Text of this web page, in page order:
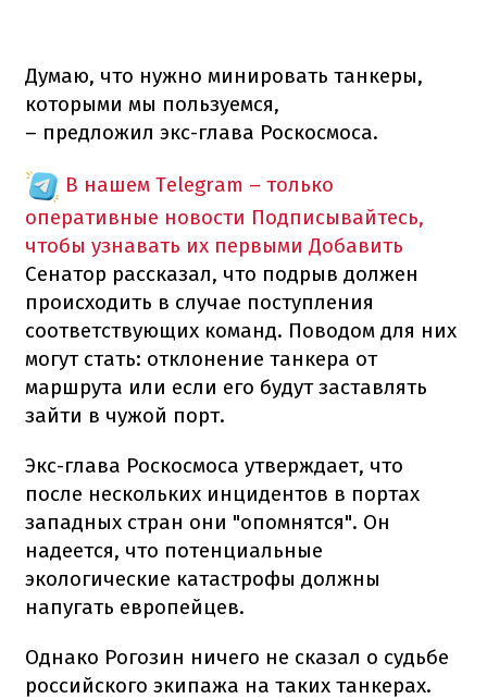
Думаю, что нужно минировать танкеры,
которыми мы пользуемся,
– предложил экс-глава Роскосмоса.
В нашем Telegram – только
оперативные новости Подписывайтесь,
чтобы узнавать их первыми Добавить
Сенатор рассказал, что подрыв должен
происходить в случае поступления
соответствующих команд. Поводом для них
могут стать: отклонение танкера от
маршрута или если его будут заставлять
зайти в чужой порт.
Экс-глава Роскосмоса утверждает, что
после нескольких инцидентов в портах
западных стран они "опомнятся". Он
надеется, что потенциальные
экологические катастрофы должны
напугать европейцев.
Однако Рогозин ничего не сказал о судьбе
российского экипажа на таких танкерах.